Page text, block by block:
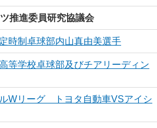
推進委員研究協議会
時制卓球部内山真由美選手
等学校卓球部及びチアリーディン
Wリーグ トヨタ自動車VSアイシ